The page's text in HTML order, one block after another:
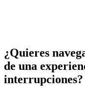
¿Quieres
de una
interrupciones?